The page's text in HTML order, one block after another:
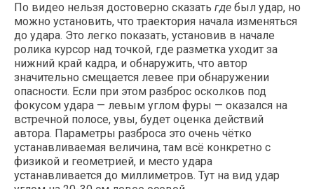
По видео нельзя достоверно сказатьгдебыл удар, но
можно установить, что траектория начала изменяться
до удара. Это легко показать, установив в начале
ролика курсор над точкой, где разметка уходит за
нижний край кадра, и обнаружить, что автор
значительно смещается левее при обнаружении
опасности. Если при этом разброс осколков под
фокусом удара — левым углом фуры — оказался на
встречной полосе, увы, будет оценка действий
автора. Параметры разброса это очень чётко
устанавливаемая величина, там всё конкретно с
физикой и геометрией, и место удара
устанавливается до миллиметров. Тут на вид удар